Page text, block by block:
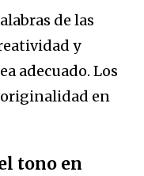
de las
y
adecuado. Los
en
tono en